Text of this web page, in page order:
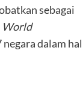
sebagai
World
dalam hal